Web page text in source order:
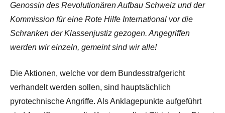
Genossin des Revolutionären Aufbau Schweiz und der
Kommission für eine Rote Hilfe International vor die
Schranken der Klassenjustiz gezogen. Angegriffen
werden wir einzeln, gemeint sind wir alle!
Die Aktionen, welche vor dem Bundesstrafgericht
verhandelt werden sollen, sind hauptsächlich
pyrotechnische Angriffe. Als Anklagepunkte aufgeführt